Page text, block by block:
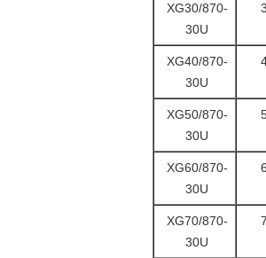
XG30/870-
30U
XG40/870-
30U
XG50/870-
30U
XG60/870-
30U
XG70/870-
30U